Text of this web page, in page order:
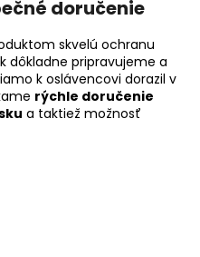
doručenie
skvelú ochranu
dôkladne pripravujeme a
k oslávencovi dorazil v
rýchle doručenie
a taktiež možnosť